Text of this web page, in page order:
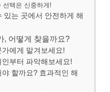
선택은 신중하게!
있는 곳에서 안전하게 해
, 어떻게 찾을까요?
에게 맡겨보세요!
부터 파악해보세요!
할까요? 효과적인 해